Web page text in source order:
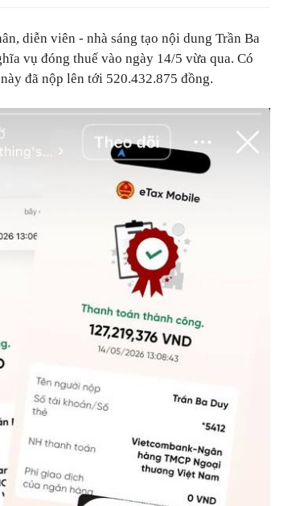
diễn viên - nhà sáng tạo nội dung Trần Ba
vụ đóng thuế vào ngày 14/5 vừa qua. Có
đã nộp lên tới 520.432.875 đồng.